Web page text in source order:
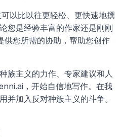
以比以往更轻松、更快速地撰
您是经验丰富的作家还是刚刚
供您所需的协助，帮助您创作
族主义的力作、专家建议和人
，开始自信地写作。在我
并加入反对种族主义的斗争。